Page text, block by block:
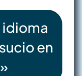
idioma
en